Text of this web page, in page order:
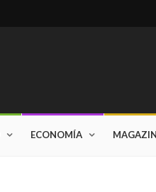
ECONOMÍA